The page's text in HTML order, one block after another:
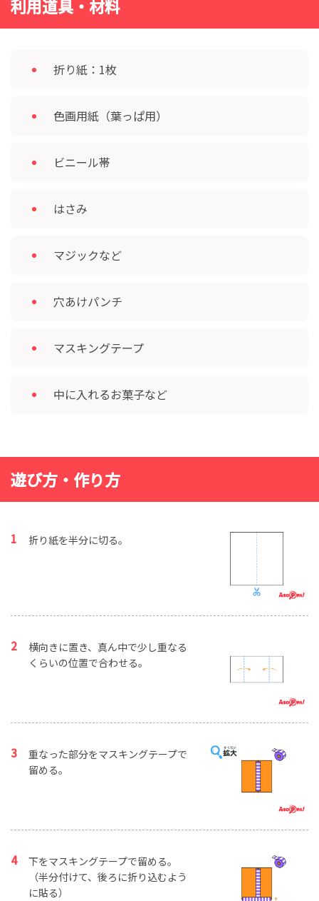
利用道具・材料
折り紙：1枚
色画用紙（葉っぱ用）
ビニール帯
はさみ
マジックなど
穴あけパンチ
マスキングテープ
中に入れるお菓子など
遊び方・作り方
折り紙を半分に切る。
横向きに置き、真ん中で少し重なる
くらいの位置で合わせる。
重なった部分をマスキングテープで
留める。
下をマスキングテープで留める。
（半分付けて、後ろに折り込むよう
に貼る）